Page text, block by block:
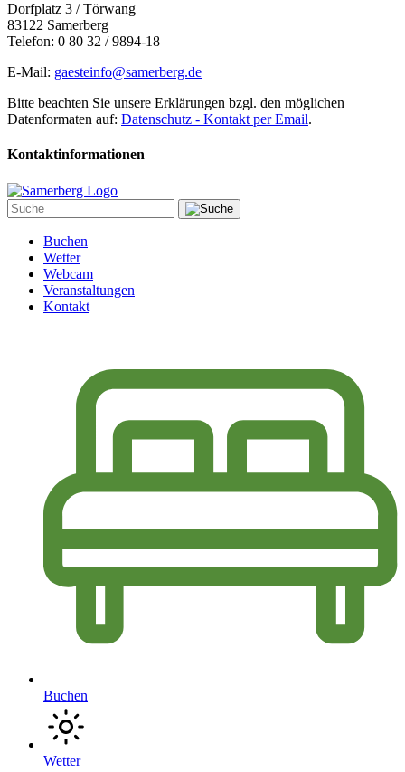
Dorfplatz 3 / Törwang
83122 Samerberg
Telefon: 0 80 32 / 9894-18
E-Mail: gaesteinfo@samerberg.de
Bitte beachten Sie unsere Erklärungen bzgl. den möglichen
Datenformaten auf: Datenschutz - Kontakt per Email.
Kontaktinformationen
Buchen
Wetter
Webcam
Veranstaltungen
Kontakt
Buchen
Wetter